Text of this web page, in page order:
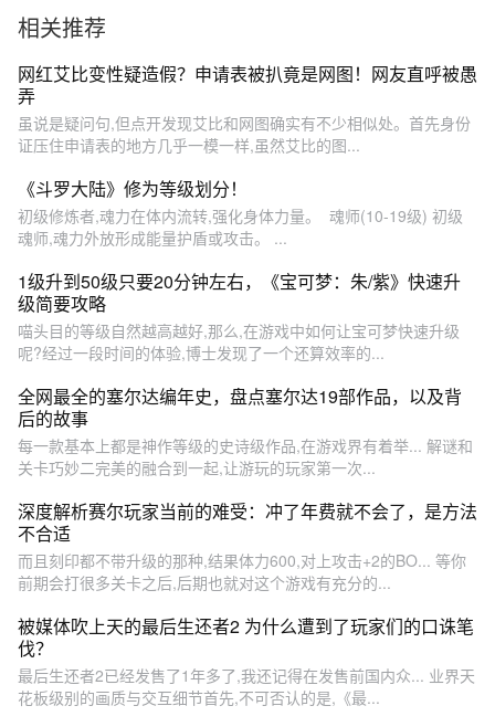
相关推荐
网红艾比变性疑造假？申请表被扒竟是网图！网友直呼被愚
弄
虽说是疑问句,但点开发现艾比和网图确实有不少相似处。首先身份
证压住申请表的地方几乎一模一样,虽然艾比的图...
《斗罗大陆》修为等级划分！
初级修炼者,魂力在体内流转,强化身体力量。 ‌‌ ‌魂师(10-19级)‌ 初级
魂师,魂力外放形成能量护盾或攻击。 ‌...
1级升到50级只要20分钟左右，《宝可梦：朱/紫》快速升
级简要攻略
喵头目的等级自然越高越好,那么,在游戏中如何让宝可梦快速升级
呢?经过一段时间的体验,博士发现了一个还算效率的...
全网最全的塞尔达编年史，盘点塞尔达19部作品，以及背
后的故事
每一款基本上都是神作等级的史诗级作品,在游戏界有着举... 解谜和
关卡巧妙二完美的融合到一起,让游玩的玩家第一次...
深度解析赛尔玩家当前的难受：冲了年费就不会了，是方法
不合适
而且刻印都不带升级的那种,结果体力600,对上攻击+2的BO... 等你
前期会打很多关卡之后,后期也就对这个游戏有充分的...
被媒体吹上天的最后生还者2 为什么遭到了玩家们的口诛笔
伐？
最后生还者2已经发售了1年多了,我还记得在发售前国内众... 业界天
花板级别的画质与交互细节首先,不可否认的是,《最...